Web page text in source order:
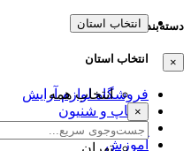
دسته‌بندی‌ها
×
فروشگاه لوازم آرایش
میکاپ و شنیون
مژه و ابرو
آموزش
انتخاب استان
انتخاب استان
انتخاب همه
×